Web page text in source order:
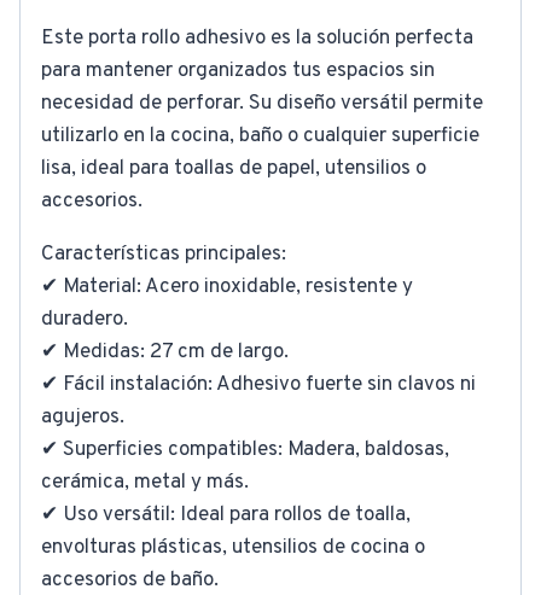
Este porta rollo adhesivo es la solución perfecta
para mantener organizados tus espacios sin
necesidad de perforar. Su diseño versátil permite
utilizarlo en la cocina, baño o cualquier superficie
lisa, ideal para toallas de papel, utensilios o
accesorios.
Características principales:
✔ Material: Acero inoxidable, resistente y
duradero.
✔ Medidas: 27 cm de largo.
✔ Fácil instalación: Adhesivo fuerte sin clavos ni
agujeros.
✔ Superficies compatibles: Madera, baldosas,
cerámica, metal y más.
✔ Uso versátil: Ideal para rollos de toalla,
envolturas plásticas, utensilios de cocina o
accesorios de baño.